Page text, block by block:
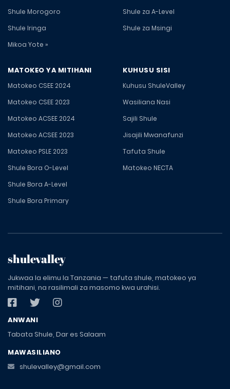
Shule Morogoro
Shule Iringa
Mikoa Yote »
Shule za A-Level
Shule za Msingi
MATOKEO YA MITIHANI
Matokeo CSEE 2024
Matokeo CSEE 2023
Matokeo ACSEE 2024
Matokeo ACSEE 2023
Matokeo PSLE 2023
Shule Bora O-Level
Shule Bora A-Level
Shule Bora Primary
KUHUSU SISI
Kuhusu ShuleValley
Wasiliana Nasi
Sajili Shule
Jisajili Mwanafunzi
Tafuta Shule
Matokeo NECTA
shulevalley
Jukwaa la elimu la Tanzania — tafuta shule, matokeo ya
mitihani, na rasilimali za masomo kwa urahisi.
ANWANI
Tabata Shule, Dar es Salaam
MAWASILIANO
shulevalley@gmail.com